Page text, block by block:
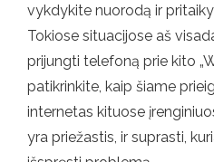
vykdykite nuorodą ir
Tokiose situacijose aš
prijungti telefoną prie kito
patikrinkite, kaip šiame
internetas kituose
yra priežastis, ir suprasti,